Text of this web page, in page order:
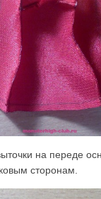
на переде
сторонам.